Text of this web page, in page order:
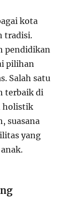
kota
tradisi.
pendidikan
pilihan
Salah satu
terbaik di
holistik
suasana
yang